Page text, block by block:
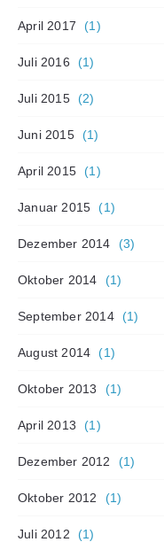
April 2017 (1)
Juli 2016 (1)
Juli 2015 (2)
Juni 2015 (1)
April 2015 (1)
Januar 2015 (1)
Dezember 2014 (3)
Oktober 2014 (1)
September 2014 (1)
August 2014 (1)
Oktober 2013 (1)
April 2013 (1)
Dezember 2012 (1)
Oktober 2012 (1)
Juli 2012 (1)